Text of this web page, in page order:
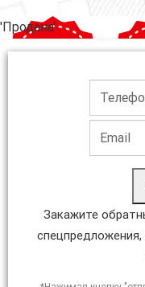
'Продана'
Закажите